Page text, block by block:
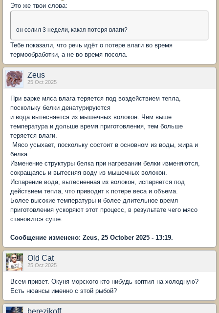
Это же твои слова:
он солил 3 недели, какая потеря влаги?
Тебе показали, что речь идёт о потере влаги во время
термообработки, а не во время посола.
Zeus
25 Oct 2025
При варке мяса влага теряется под воздействием тепла,
поскольку белки денатурируются
и вода вытесняется из мышечных волокон. Чем выше
температура и дольше время приготовления, тем больше
теряется влаги.
Мясо усыхает, поскольку состоит в основном из воды, жира и
белка.
Изменение структуры белка при нагревании белки изменяются,
сокращаясь и вытесняя воду из мышечных волокон.
Испарение вода, вытесненная из волокон, испаряется под
действием тепла, что приводит к потере веса и объема.
Более высокие температуры и более длительное время
приготовления ускоряют этот процесс, в результате чего мясо
становится суше.
Сообщение изменено: Zeus, 25 October 2025 - 13:19.
Old Cat
25 Oct 2025
Всем привет. Окуня морского кто-нибудь коптил на холодную?
Есть нюансы именно с этой рыбой?